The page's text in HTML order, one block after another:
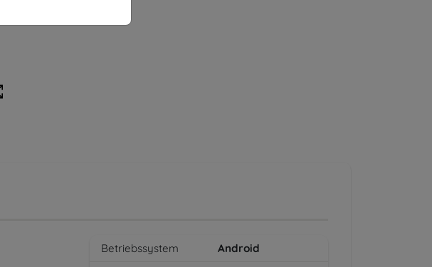
Betriebssystem
Android